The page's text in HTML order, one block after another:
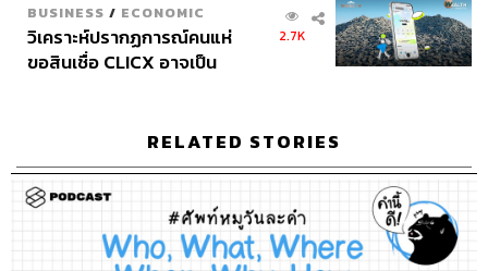
82
ABOUT THE HOST
BUSINESS / ECONOMIC
วิเคราะห์ปรากฏการณ์คนแห่
ขอสินเชื่อ CLICX อาจเป็น
2.7K
RELATED STORIES